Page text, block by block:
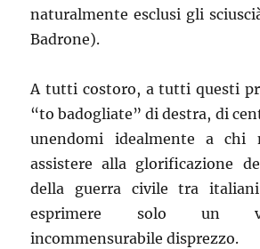
naturalmente esclusi gli
Badrone).
A tutti costoro, a tutti questi
“to badogliate” di destra, di
unendomi idealmente a
assistere alla glorificazione
della guerra civile tra
esprimere solo un
incommensurabile disprezzo.